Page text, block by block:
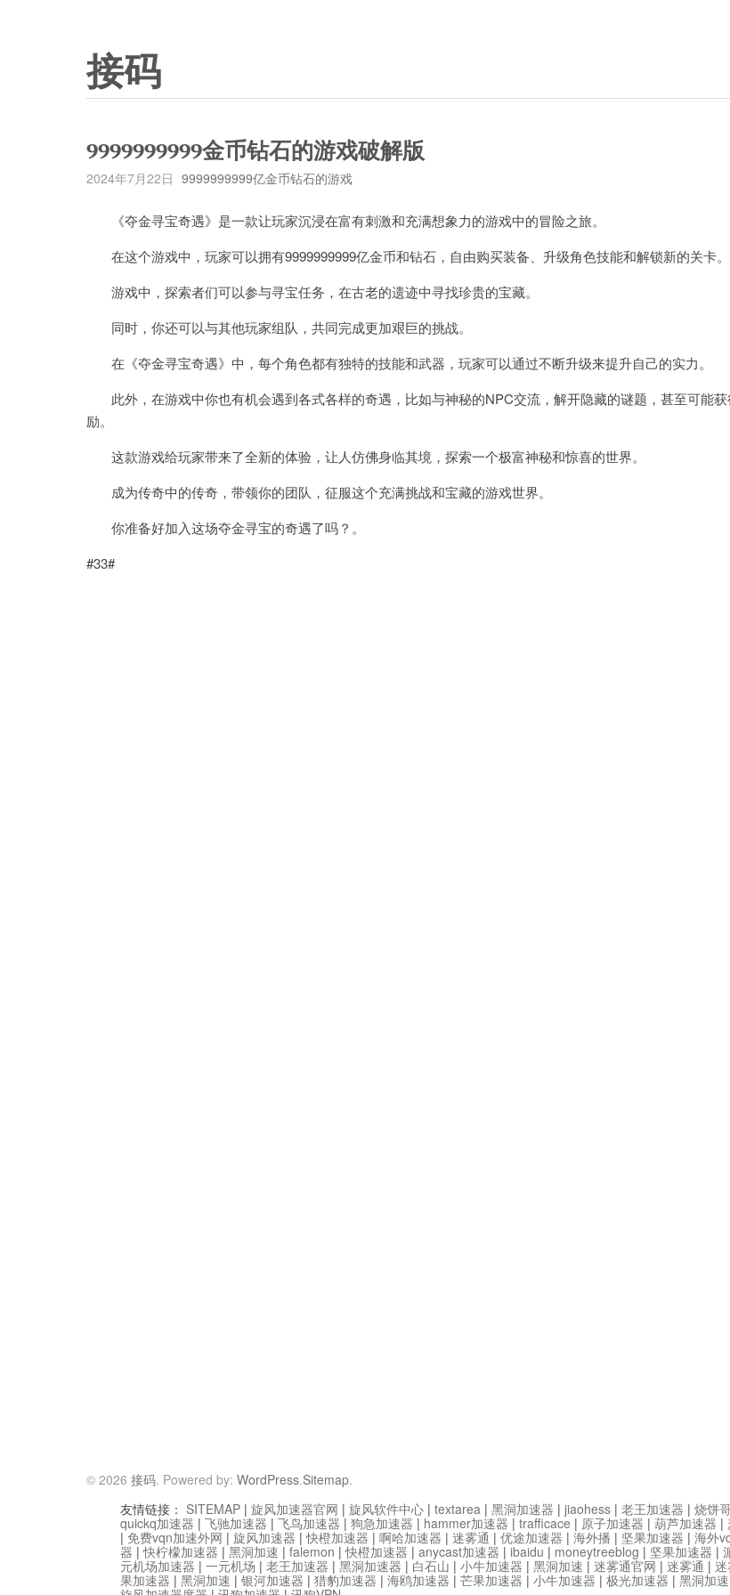
接码
9999999999金币钻石的游戏破解版
2024年7月22日 9999999999亿金币钻石的游戏
《夺金寻宝奇遇》是一款让玩家沉浸在富有刺激和充满想象力的游戏中的冒险之旅。
在这个游戏中，玩家可以拥有9999999999亿金币和钻石，自由购买装备、升级角色技能和解锁新的关卡。
游戏中，探索者们可以参与寻宝任务，在古老的遗迹中寻找珍贵的宝藏。
同时，你还可以与其他玩家组队，共同完成更加艰巨的挑战。
在《夺金寻宝奇遇》中，每个角色都有独特的技能和武器，玩家可以通过不断升级来提升自己的实力。
此外，在游戏中你也有机会遇到各式各样的奇遇，比如与神秘的NPC交流，解开隐藏的谜题，甚至可能获
励。
这款游戏给玩家带来了全新的体验，让人仿佛身临其境，探索一个极富神秘和惊喜的世界。
成为传奇中的传奇，带领你的团队，征服这个充满挑战和宝藏的游戏世界。
你准备好加入这场夺金寻宝的奇遇了吗？。
#33#
© 2026 接码. Powered by: WordPress.Sitemap.
友情链接： SITEMAP | 旋风加速器官网 | 旋风软件中心 | textarea | 黑洞加速器 | jiaohess | 老王加速器 | 烧饼
quickq加速器 | 飞驰加速器 | 飞鸟加速器 | 狗急加速器 | hammer加速器 | trafficace | 原子加速器 | 葫芦加速器 |
| 免费vqn加速外网 | 旋风加速器 |快橙加速器 | 啊哈加速器 | 迷雾通 | 优途加速器 | 海外播 | 坚果加速器 | 海外
器 |快柠檬加速器 | 黑洞加速 | falemon |快橙加速器 | anycast加速器 | ibaidu | moneytreeblog | 坚果加速器 |
元机场加速器 | 一元机场 | 老王加速器 | 黑洞加速器 | 白石山 | 小牛加速器 | 黑洞加速 | 迷雾通官网 | 迷雾通 |
果加速器 | 黑洞加速 | 银河加速器 | 猎豹加速器 | 海鸥加速器 | 芒果加速器 | 小牛加速器 | 极光加速器 | 黑洞加速